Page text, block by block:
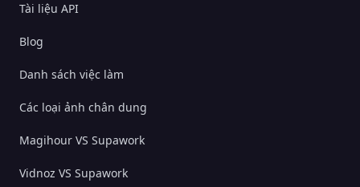
Tài liệu API
Blog
Danh sách việc làm
Các loại ảnh chân dung
Magihour VS Supawork
Vidnoz VS Supawork